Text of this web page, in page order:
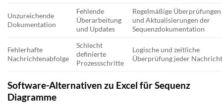
Unzureichende
Dokumentation
Fehlende
Überarbeitung
und Updates
Regelmäßige Überprüfungen
und Aktualisierungen der
Sequenzdokumentation
Fehlerhafte
Nachrichtenabfolge
Schlecht
definierte
Prozessschritte
Logische und zeitliche
Überprüfung jeder
Software-Alternativen zu Excel für Sequenz
Diagramme